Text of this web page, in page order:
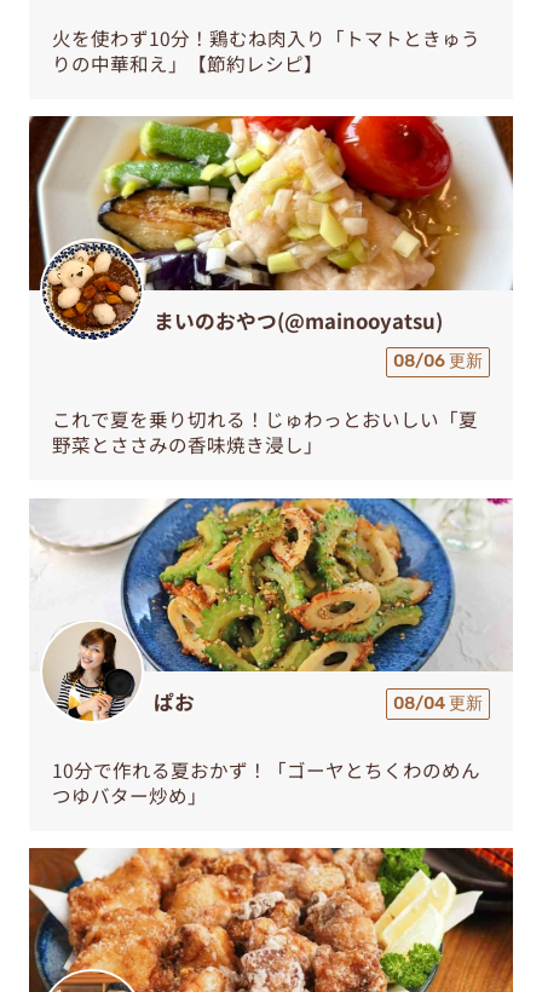
火を使わず10分！鶏むね肉入り「トマトときゅう
りの中華和え」【節約レシピ】
まいのおやつ(@mainooyatsu)
08/06 更新
これで夏を乗り切れる！じゅわっとおいしい「夏
野菜とささみの香味焼き浸し」
ぱお 08/04 更新
10分で作れる夏おかず！「ゴーヤとちくわのめん
つゆバター炒め」